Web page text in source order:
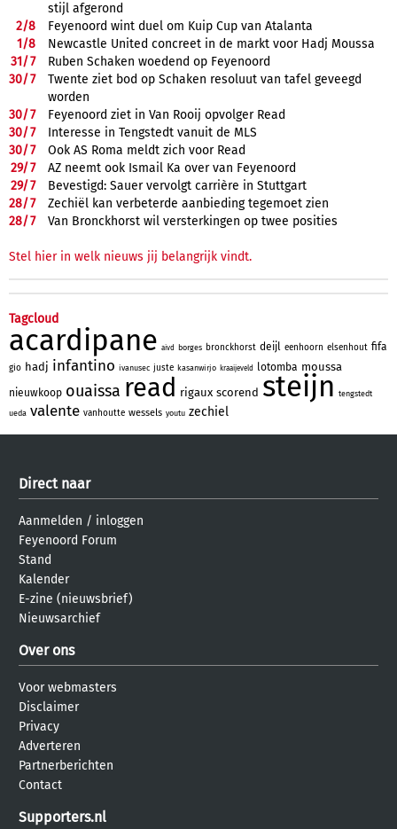
stijl afgerond
2/8
Feyenoord wint duel om Kuip Cup van Atalanta
1/8
Newcastle United concreet in de markt voor Hadj Moussa
31/7
Ruben Schaken woedend op Feyenoord
30/7
Twente ziet bod op Schaken resoluut van tafel geveegd
worden
30/7
Feyenoord ziet in Van Rooij opvolger Read
30/7
Interesse in Tengstedt vanuit de MLS
30/7
Ook AS Roma meldt zich voor Read
29/7
AZ neemt ook Ismail Ka over van Feyenoord
29/7
Bevestigd: Sauer vervolgt carrière in Stuttgart
28/7
Zechiël kan verbeterde aanbieding tegemoet zien
28/7 Van Bronckhorst wil versterkingen op twee posities
Stel hier in welk nieuws jij belangrijk vindt.
Tagcloud
acardipane aivd borges bronckhorst deijl eenhoorn elsenhout fifa
gio hadj infantino ivanusec juste kasanwirjo kraaijeveld lotomba moussa
nieuwkoop ouaissa read rigaux scorend steijn tengstedt
ueda valente vanhoutte wessels youtu zechiel
Direct naar
Aanmelden / inloggen
Feyenoord Forum
Stand
Kalender
E-zine (nieuwsbrief)
Nieuwsarchief
Over ons
Voor webmasters
Disclaimer
Privacy
Adverteren
Partnerberichten
Contact
Supporters.nl